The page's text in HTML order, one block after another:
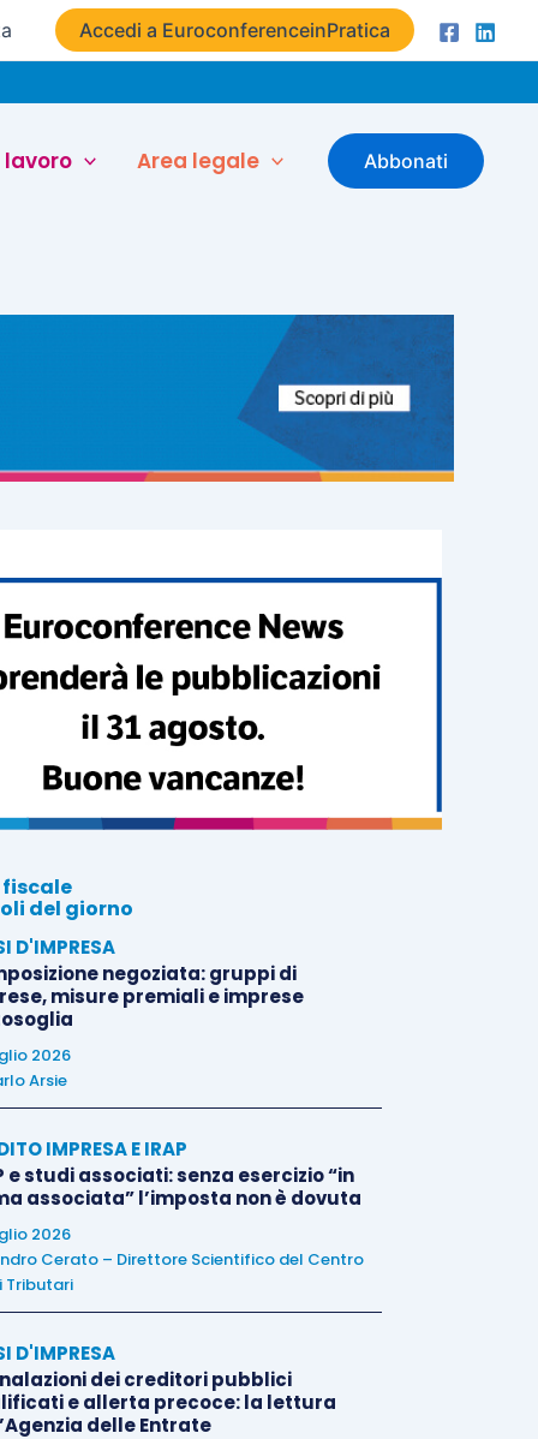
Accedi a EuroconferenceinPratica
lavoro Area legale Abbonati
del giorno
D'IMPRESA
negoziata: gruppi di
misure premiali e imprese
2026
Arsie
IMPRESA E IRAP
e studi associati: senza esercizio “in
associata” l’imposta non è dovuta
2026
Cerato – Direttore Scientifico del Centro
Tributari
D'IMPRESA
dei creditori pubblici
e allerta precoce: la lettura
delle Entrate